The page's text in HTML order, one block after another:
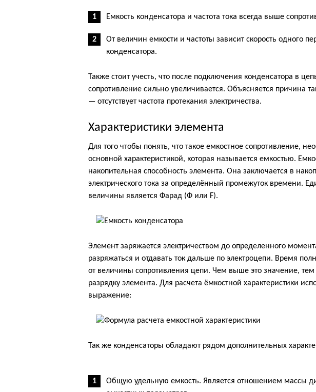
Емкость конденсатора и частота тока всегда выше
От величин емкости и частоты зависит скорость одного
конденсатора.
Также стоит учесть, что после подключения конденсатора в
сопротивление сильно увеличивается. Объясняется причина
— отсутствует частота протекания электричества.
Характеристики элемента
Для того чтобы понять, что такое емкостное сопротивление,
основной характеристикой, которая называется емкостью.
накопительная способность элемента. Она заключается в
электрического тока за определённый промежуток времени.
величины является Фарад (Ф или F).
Элемент заряжается электричеством до определенного
разряжаться и отдавать ток дальше по электроцепи. Время
от величины сопротивления цепи. Чем выше это значение,
разрядку элемента. Для расчета ёмкостной характеристики
выражение:
Так же конденсаторы обладают рядом дополнительных
Общую удельную емкость. Является отношением массы